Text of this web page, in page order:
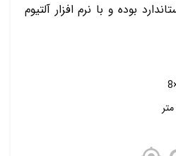
بوده و با نرم افزار آلتیوم